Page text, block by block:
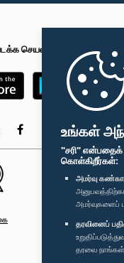
உங்கள்
"சரி"
கொள்கிறீர்கள்:
அமர்வு
அமர்வுகளைப்
தரவினைப்
தரவை நாங்கள்
செயலி